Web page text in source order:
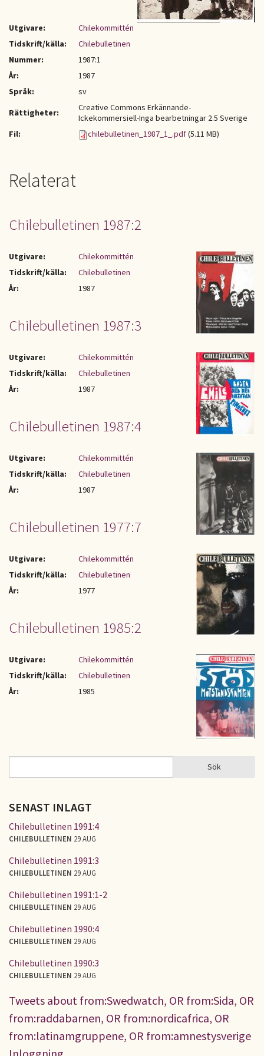
Utgivare:
Chilekommittén
Tidskrift/källa:
Chilebulletinen
Nummer:
1987:1
År:
1987
Språk:
sv
Rättigheter:
Creative Commons Erkännande-
Ickekommersiell-Inga bearbetningar 2.5 Sverige
Fil:
chilebulletinen_1987_1_.pdf(5.11 MB)
Relaterat
Chilebulletinen 1987:2
Utgivare:
Chilekommittén
Tidskrift/källa:
Chilebulletinen
År:
1987
Chilebulletinen 1987:3
Utgivare:
Chilekommittén
Tidskrift/källa:
Chilebulletinen
År:
1987
Chilebulletinen 1987:4
Utgivare:
Chilekommittén
Tidskrift/källa:
Chilebulletinen
År:
1987
Chilebulletinen 1977:7
Utgivare:
Chilekommittén
Tidskrift/källa:
Chilebulletinen
År:
1977
Chilebulletinen 1985:2
Utgivare:
Chilekommittén
Tidskrift/källa:
Chilebulletinen
År:
1985
SÖKFORMULÄR Sök
SENAST INLAGT
Chilebulletinen 1991:4
CHILEBULLETINEN 29 AUG
Chilebulletinen 1991:3
CHILEBULLETINEN 29 AUG
Chilebulletinen 1991:1-2
CHILEBULLETINEN 29 AUG
Chilebulletinen 1990:4
CHILEBULLETINEN 29 AUG
Chilebulletinen 1990:3
CHILEBULLETINEN 29 AUG
Tweets about from:Swedwatch, OR from:Sida, OR
from:raddabarnen, OR from:nordicafrica, OR
from:latinamgruppene, OR from:amnestysverige
Inloggning